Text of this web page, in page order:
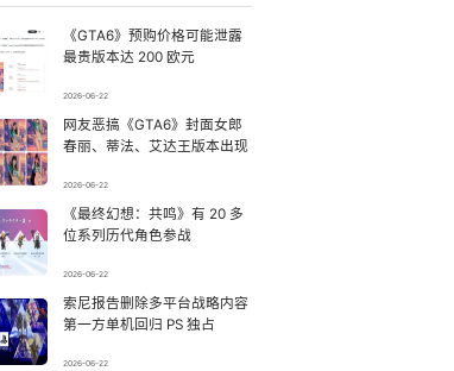
女主硬加吻戏短剧已下架 7135531°
戚薇谈把脸交给AI
这些燃气使用“偏方”千万别信 6858356°
名创优品一次性内裤 颜面尽失 6663021°
《GTA6》预购价格可能泄露
最贵版本达 200 欧元
2026-06-22
网友恶搞《GTA6》封面女郎
春丽、蒂法、艾达王版本出现
2026-06-22
《最终幻想：共鸣》有 20 多
位系列历代角色参战
2026-06-22
索尼报告删除多平台战略内容
第一方单机回归 PS 独占
2026-06-22